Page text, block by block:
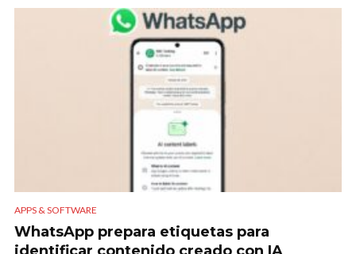
APPS & SOFTWARE
WhatsApp prepara etiquetas para
identificar contenido creado con IA